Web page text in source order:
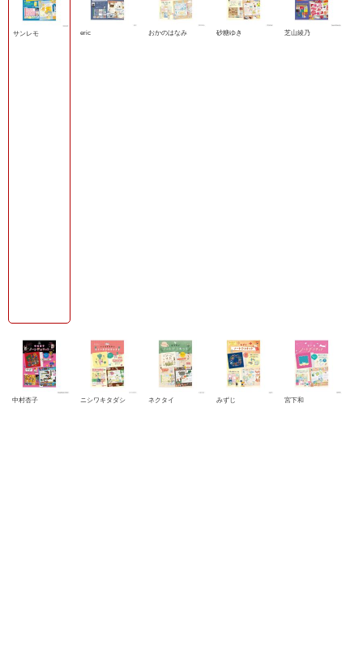
サンレモ eric おかのはなみ 砂糖ゆき 芝山綾乃
中村杏子 ニシワキタダシ ネクタイ みずじ 宮下和